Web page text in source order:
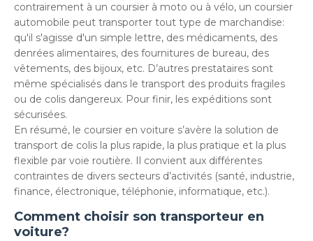
contrairement à un coursier à moto ou à vélo, un coursier
automobile peut transporter tout type de marchandise:
qu'il s'agisse d'un simple lettre, des médicaments, des
denrées alimentaires, des fournitures de bureau, des
vêtements, des bijoux, etc. D’autres prestataires sont
même spécialisés dans le transport des produits fragiles
ou de colis dangereux. Pour finir, les expéditions sont
sécurisées.
En résumé, le coursier en voiture s’avère la solution de
transport de colis la plus rapide, la plus pratique et la plus
flexible par voie routière. Il convient aux différentes
contraintes de divers secteurs d’activités (santé, industrie,
finance, électronique, téléphonie, informatique, etc.).
Comment choisir son transporteur en
voiture?